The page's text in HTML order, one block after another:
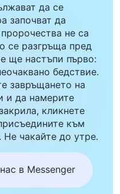
да се
започват да
не са
се разгръща пред
ще настъпи първо:
бедствие.
завръщането на
и да намерите
кликнете
към
Не чакайте до утре.
в Messenger